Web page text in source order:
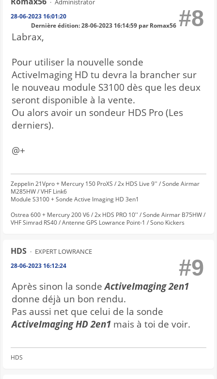
Administrator
28-06-2023 16:01:20 #8
Dernière édition: 28-06-2023 16:14:59 par Romax56
Labrax,
Pour utiliser la nouvelle sonde
ActiveImaging HD tu devra la brancher sur
le nouveau module S3100 dès que les deux
seront disponible à la vente.
Ou alors avoir un sondeur HDS Pro (Les
derniers).
@+
Zeppelin 21Vpro + Mercury 150 ProXS / 2x HDS Live 9'' / Sonde Airmar
M285HW / VHF Link6
Module S3100 + Sonde Active Imaging HD 3en1
Ostrea 600 + Mercury 200 V6 / 2x HDS PRO 10'' / Sonde Airmar B75HW /
VHF Simrad RS40 / Antenne GPS Lowrance Point-1 / Sono Kickers
HDS EXPERT LOWRANCE
28-06-2023 16:12:24 #9
Après sinon la sondeActiveImaging 2en1
donne déjà un bon rendu.
Pas aussi net que celui de la sonde
ActiveImaging HD 2en1 mais à toi de voir.
HDS